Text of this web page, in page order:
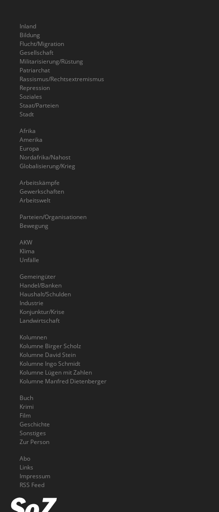
Inland
Bildung
Flucht/Migration
Gesellschaft
Militarisierung/Rüstung
Patriarchat
Rassismus/Rechtsextremismus
Repression
Soziales
Staat/Parteien
Stadt
Afrika
Amerika
Europa
Nordafrika/Nahost
Globalisierung/Krieg
Arbeitskämpfe
Gewerkschaften
Arbeitswelt
Parteien/Organisationen
Bewegung
AKW
Klima
Unfälle
Gemeingüter
Handel/Banken
Haushalt/Schulden
Industrie
Konjunktur/Krise
Landwirtschaft
Kolumnen
Kolumne Birger Scholz
Kolumne David Stein
Kolumne Ingo Schmidt
Kolumne Lügen mit Zahlen
Kolumne Manfred Dietenberger
Buch
Krimi
Film
Geschichte
Sonstiges
Zur Person
Abo
Links
Impressum
RSS Feed